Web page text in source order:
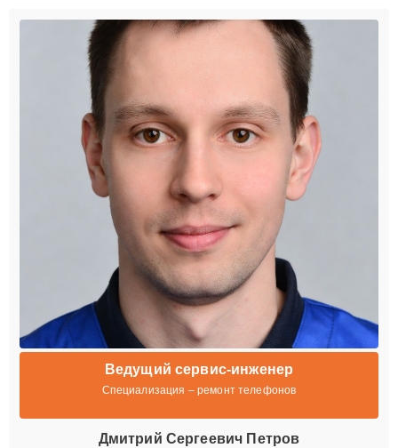
Ведущий сервис-инженер
Специализация – ремонт телефонов
Дмитрий Сергеевич Петров